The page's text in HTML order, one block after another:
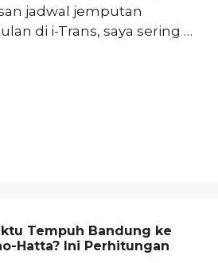
jadwal jemputan
di i-Trans, saya sering …
Tempuh Bandung ke
Hatta? Ini Perhitungan